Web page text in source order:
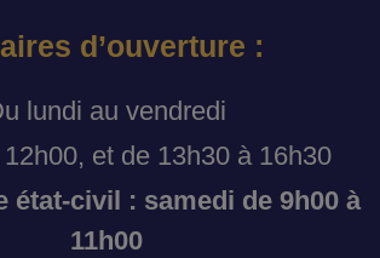
d’ouverture :
lundi au vendredi
et de 13h30 à 16h30
état-civil : samedi de 9h00 à
11h00